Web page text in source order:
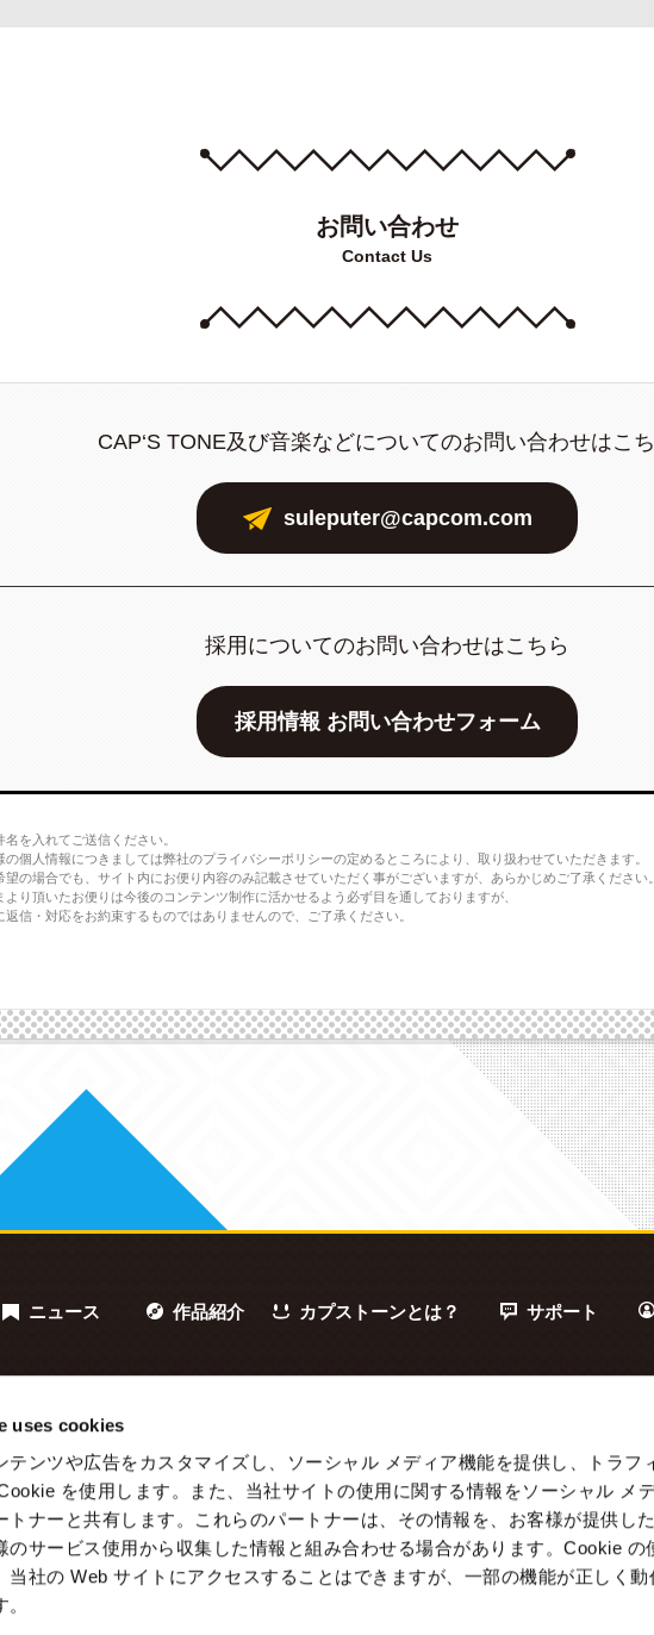
uses cookies
テンツや広告をカスタマイズし、ソーシャル メディア機能を提供し、トラフ
を使用します。また、当社サイトの使用に関する情報をソーシャル メ
トナーと共有します。これらのパートナーは、その情報を、お客様が提供し
のサービス使用から収集した情報と組み合わせる場合があります。Cookie の
当社の Web サイトにアクセスすることはできますが、一部の機能が正しく
お問い合わせ
Contact Us
CAP‘S TONE及び音楽などについてのお問い合わせはこ
suleputer@capcom.com
採用についてのお問い合わせはこちら
採用情報 お問い合わせフォーム
を入れてご送信ください。
個人情報につきましては弊社のプライバシーポリシーの定めるところにより、取り扱わせていただきます。
の場合でも、サイト内にお便り内容のみ記載させていただく事がございますが、あらかじめご了承ください
り頂いたお便りは今後のコンテンツ制作に活かせるよう必ず目を通しておりますが、
返信・対応をお約束するものではありませんので、ご了承ください。
ニュース 作品紹介 カプストーンとは？ サポート